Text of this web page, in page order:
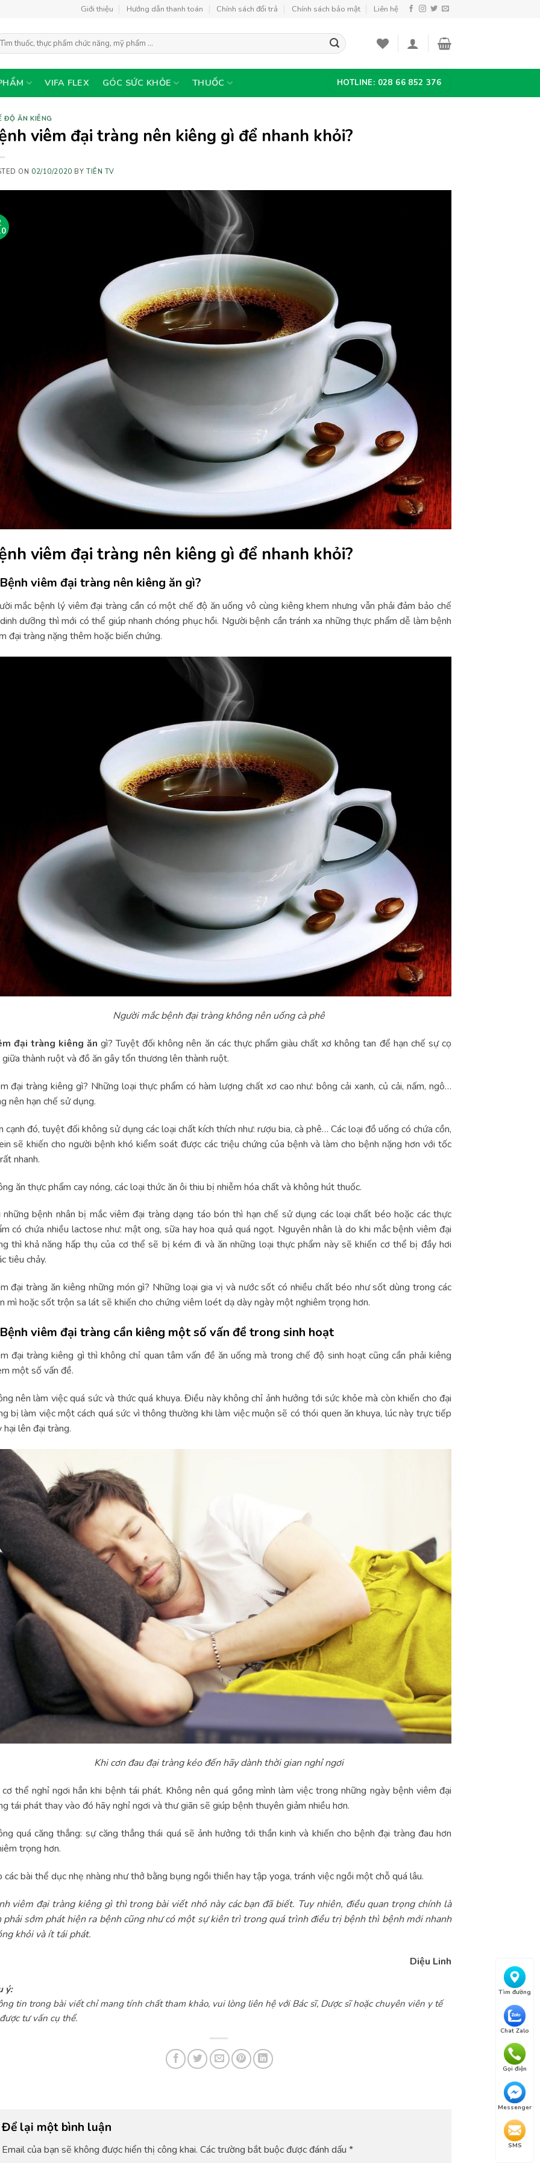
Tìm đường
Chat Zalo
Gọi điện
Messenger
SMS
Giới thiệu Hướng dẫn thanh toán Chính sách đổi trả Chính sách bảo mật Liên hệ
VIFA FLEX GÓC SỨC KHỎE THUỐC HOTLINE: 028 66 852 376
ĐỘ ĂN KIÊNG
viêm đại tràng nên kiêng gì để nhanh khỏi?
ON 02/10/2020 BY TIÊN TV
viêm đại tràng nên kiêng gì để nhanh khỏi?
viêm đại tràng nên kiêng ăn gì?
mắc bệnh lý viêm đại tràng cần có một chế độ ăn uống vô cùng kiêng khem nhưng vẫn phải đảm bảo chế
dưỡng thì mới có thể giúp nhanh chóng phục hồi. Người bệnh cần tránh xa những thực phẩm dễ làm bệnh
đại tràng nặng thêm hoặc biến chứng.
Người mắc bệnh đại tràng không nên uống cà phê
đại tràng kiêng ăn gì? Tuyệt đối không nên ăn các thực phẩm giàu chất xơ không tan để hạn chế sự cọ
thành ruột và đồ ăn gây tổn thương lên thành ruột.
đại tràng kiêng gì? Những loại thực phẩm có hàm lượng chất xơ cao như: bông cải xanh, củ cải, nấm, ngô…
nên hạn chế sử dụng.
cạnh đó, tuyệt đối không sử dụng các loại chất kích thích như: rượu bia, cà phê… Các loại đồ uống có chứa cồn,
sẽ khiến cho người bệnh khó kiểm soát được các triệu chứng của bệnh và làm cho bệnh nặng hơn với tốc
nhanh.
ăn thực phẩm cay nóng, các loại thức ăn ôi thiu bị nhiễm hóa chất và không hút thuốc.
những bệnh nhân bị mắc viêm đại tràng dạng táo bón thì hạn chế sử dụng các loại chất béo hoặc các thực
có chứa nhiều lactose như: mật ong, sữa hay hoa quả quá ngọt. Nguyên nhân là do khi mắc bệnh viêm đại
thì khả năng hấp thụ của cơ thể sẽ bị kém đi và ăn những loại thực phẩm này sẽ khiến cơ thể bị đầy hơi
tiêu chảy.
đại tràng ăn kiêng những món gì? Những loại gia vị và nước sốt có nhiều chất béo như sốt dùng trong các
mì hoặc sốt trộn sa lát sẽ khiến cho chứng viêm loét dạ dày ngày một nghiêm trọng hơn.
viêm đại tràng cần kiêng một số vấn đề trong sinh hoạt
đại tràng kiêng gì thì không chỉ quan tâm vấn đề ăn uống mà trong chế độ sinh hoạt cũng cần phải kiêng
một số vấn đề.
nên làm việc quá sức và thức quá khuya. Điều này không chỉ ảnh hưởng tới sức khỏe mà còn khiến cho đại
bị làm việc một cách quá sức vì thông thường khi làm việc muộn sẽ có thói quen ăn khuya, lúc này trực tiếp
hại lên đại tràng.
Khi cơn đau đại tràng kéo đến hãy dành thời gian nghỉ ngơi
thể nghỉ ngơi hẳn khi bệnh tái phát. Không nên quá gồng mình làm việc trong những ngày bệnh viêm đại
tái phát thay vào đó hãy nghỉ ngơi và thư giãn sẽ giúp bệnh thuyên giảm nhiều hơn.
quá căng thẳng: sự căng thẳng thái quá sẽ ảnh hưởng tới thần kinh và khiến cho bệnh đại tràng đau hơn
trọng hơn.
các bài thể dục nhẹ nhàng như thở bằng bụng ngồi thiền hay tập yoga, tránh việc ngồi một chỗ quá lâu.
viêm đại tràng kiêng gì thì trong bài viết nhỏ này các bạn đã biết. Tuy nhiên, điều quan trọng chính là
phải sớm phát hiện ra bệnh cũng như có một sự kiên trì trong quá trình điều trị bệnh thì bệnh mới nhanh
khỏi và ít tái phát.
Diệu Linh
ý:
tin trong bài viết chỉ mang tính chất tham khảo, vui lòng liên hệ với Bác sĩ, Dược sĩ hoặc chuyên viên y tế
tư vấn cụ thể.
Để lại một bình luận
Email của bạn sẽ không được hiển thị công khai. Các trường bắt buộc được đánh dấu *